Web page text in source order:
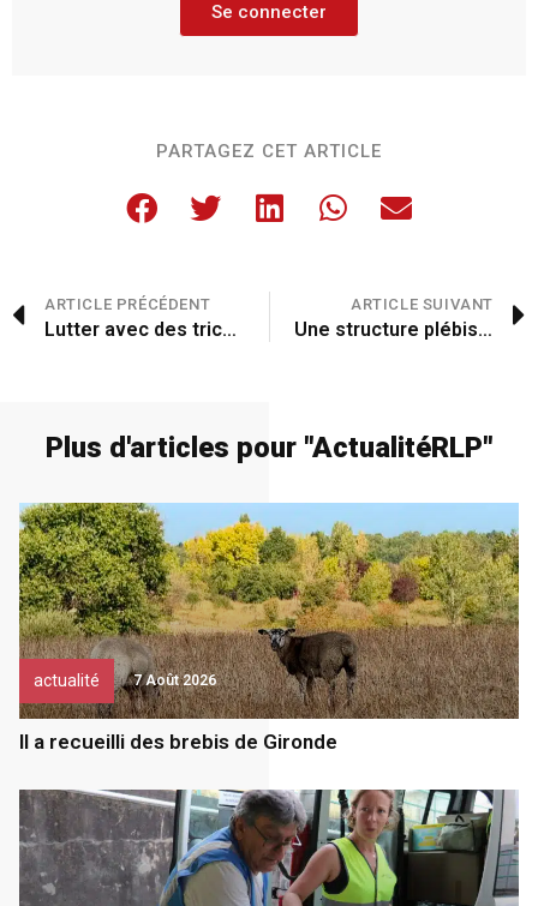
Se connecter
PARTAGEZ CET ARTICLE
ARTICLE PRÉCÉDENT
Lutter avec des trichogrammes
ARTICLE SUIVANT
Une structure plébiscitée
Plus d'articles pour "ActualitéRLP"
actualité 7 Août 2026
Il a recueilli des brebis de Gironde